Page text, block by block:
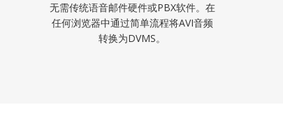
无需传统语音邮件硬件或PBX软件。在
任何浏览器中通过简单流程将AVI音频
转换为DVMS。